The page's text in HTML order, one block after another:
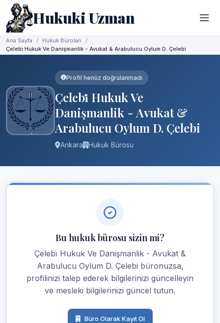
Hukuki Uzman
Ana Sayfa
Hukuk Büroları
Çelebi̇ Hukuk Ve Danişmanlik - Avukat & Arabulucu Oylum D. Çelebi
Profil henüz doğrulanmadı
Çelebi̇ Hukuk Ve
Danişmanlik - Avukat &
Arabulucu Oylum D. Çelebi
Ankara Hukuk Bürosu
Bu hukuk bürosu sizin mi?
Çelebi̇ Hukuk Ve Danişmanlik - Avukat &
Arabulucu Oylum D. Çelebi büronuzsa,
profilinizi talep ederek bilgilerinizi güncelleyin
ve mesleki bilgilerinizi güncel tutun.
Büro Olarak Kayıt Ol